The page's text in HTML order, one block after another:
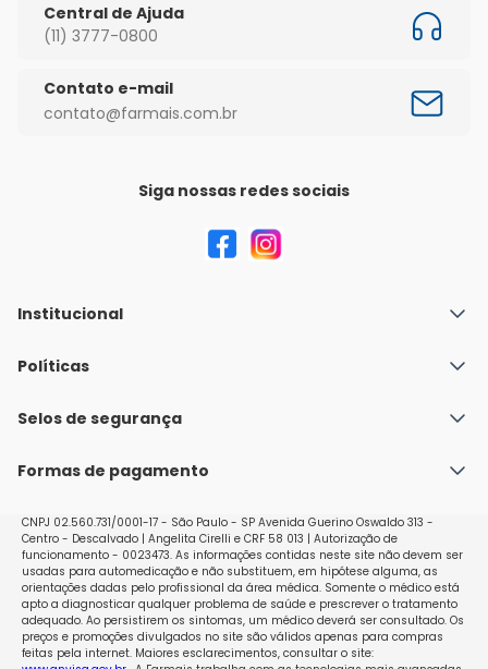
Central de Ajuda
(11) 3777-0800
Contato e-mail
contato@farmais.com.br
Siga nossas redes sociais
Institucional
Quem Somos
Nossas lojas
Políticas
Política de Envio
Políticas de Trocas e Devoluções
Selos de segurança
Formas de pagamento
CNPJ 02.560.731/0001-17 - São Paulo - SP Avenida Guerino Oswaldo 313 -
Centro - Descalvado | Angelita Cirelli e CRF 58 013 | Autorização de
funcionamento - 0023473. As informações contidas neste site não devem ser
usadas para automedicação e não substituem, em hipótese alguma, as
orientações dadas pelo profissional da área médica. Somente o médico está
apto a diagnosticar qualquer problema de saúde e prescrever o tratamento
adequado. Ao persistirem os sintomas, um médico deverá ser consultado. Os
preços e promoções divulgados no site são válidos apenas para compras
feitas pela internet. Maiores esclarecimentos, consultar o site: